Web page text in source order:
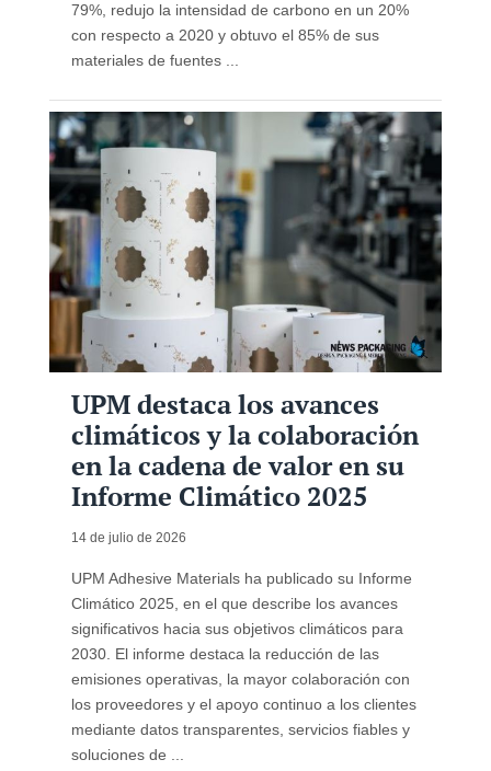
79%, redujo la intensidad de carbono en un 20%
con respecto a 2020 y obtuvo el 85% de sus
materiales de fuentes ...
UPM destaca los avances
climáticos y la colaboración
en la cadena de valor en su
Informe Climático 2025
14 de julio de 2026
UPM Adhesive Materials ha publicado su Informe
Climático 2025, en el que describe los avances
significativos hacia sus objetivos climáticos para
2030. El informe destaca la reducción de las
emisiones operativas, la mayor colaboración con
los proveedores y el apoyo continuo a los clientes
mediante datos transparentes, servicios fiables y
soluciones de ...